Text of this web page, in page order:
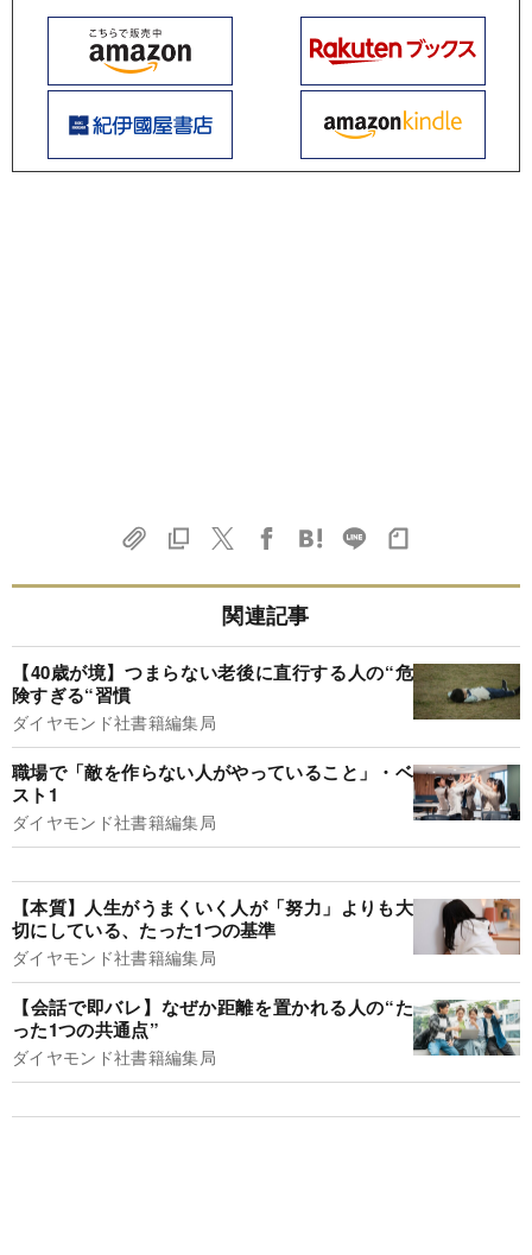
関連記事
【40歳が境】つまらない老後に直行する人の“危
険すぎる“習慣
ダイヤモンド社書籍編集局
職場で「敵を作らない人がやっていること」・ベ
スト1
ダイヤモンド社書籍編集局
【本質】人生がうまくいく人が「努力」よりも大
切にしている、たった1つの基準
ダイヤモンド社書籍編集局
【会話で即バレ】なぜか距離を置かれる人の“た
った1つの共通点”
ダイヤモンド社書籍編集局